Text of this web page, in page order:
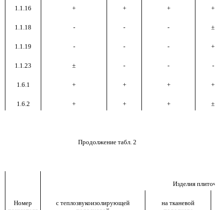
1.1.16 + + + +
1.1.18 - - - ±
1.1.19 - - - +
1.1.23 ± - - -
1.6.1 + + + +
1.6.2 + + + ±
Продолжение табл. 2
Изделия
Номер
с теплозвукоизолирующей
на тканевой